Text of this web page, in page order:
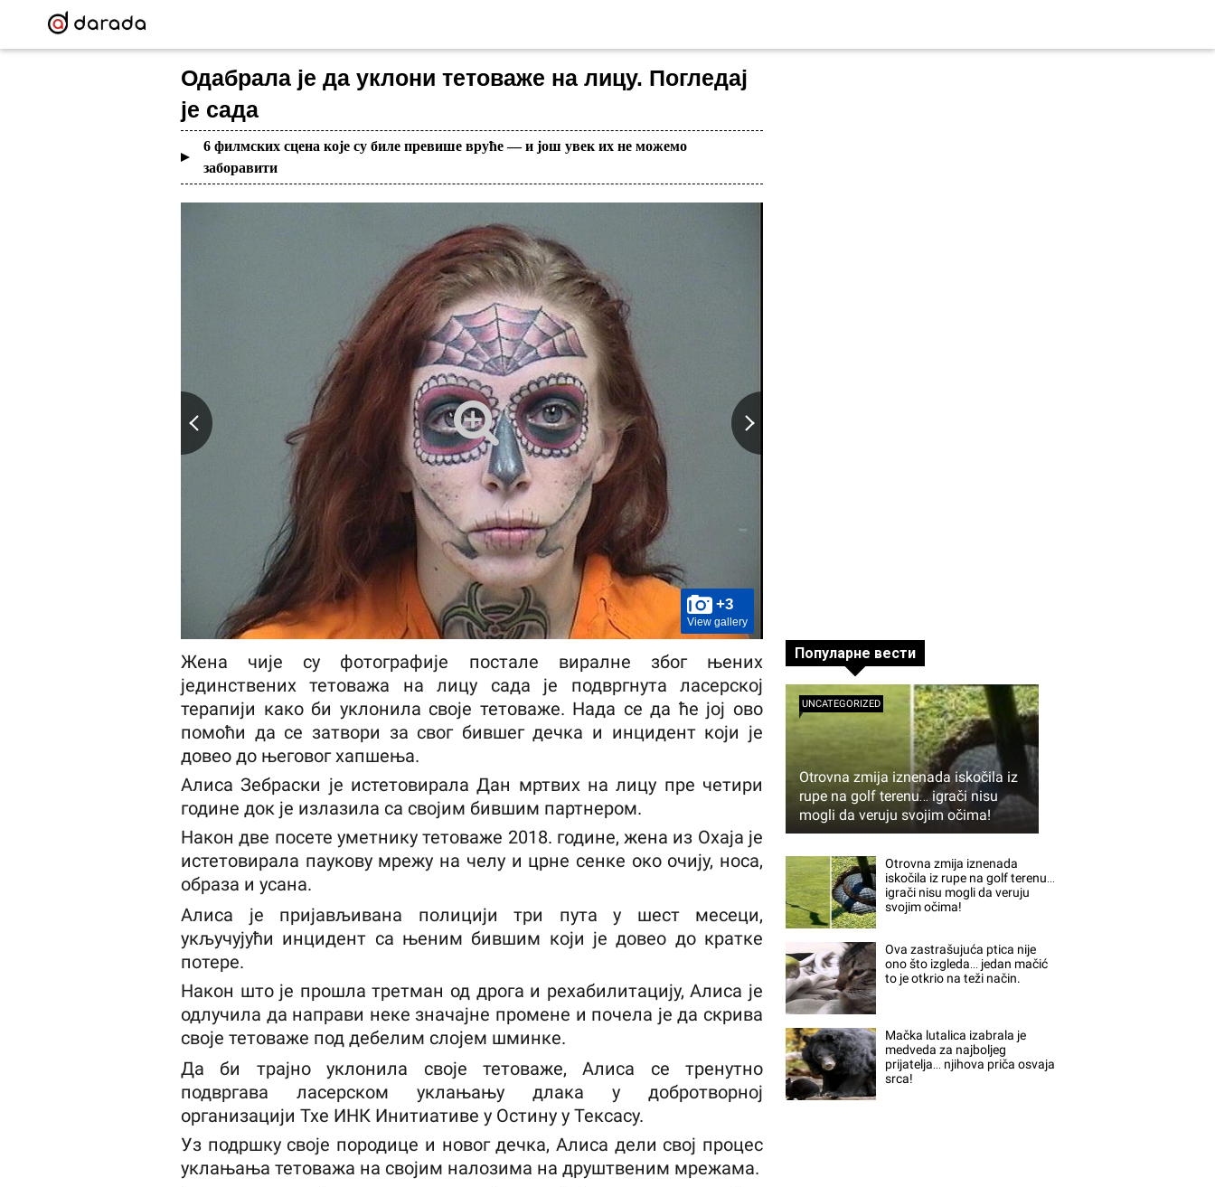
Одабрала је да уклони тетоваже на лицу. Погледај
је сада
6 филмских сцена које су биле превише вруће — и још увек их не можемо
заборавити
+3
View gallery
Жена чије су фотографије постале виралне због њених
јединствених тетоважа на лицу сада је подвргнута ласерској
терапији како би уклонила своје тетоваже. Нада се да ће јој ово
помоћи да се затвори за свог бившег дечка и инцидент који је
довео до његовог хапшења.
Алиса Зебраски је истетовирала Дан мртвих на лицу пре четири
године док је излазила са својим бившим партнером.
Након две посете уметнику тетоваже 2018. године, жена из Охаја је
истетовирала паукову мрежу на челу и црне сенке око очију, носа,
образа и усана.
Алиса је пријављивана полицији три пута у шест месеци,
укључујући инцидент са њеним бившим који је довео до кратке
потере.
Након што је прошла третман од дрога и рехабилитацију, Алиса је
одлучила да направи неке значајне промене и почела је да скрива
своје тетоваже под дебелим слојем шминке.
Да би трајно уклонила своје тетоваже, Алиса се тренутно
подвргава ласерском уклањању длака у добротворној
организацији Тхе ИНК Инитиативе у Остину у Тексасу.
Уз подршку своје породице и новог дечка, Алиса дели свој процес
уклањања тетоважа на својим налозима на друштвеним мрежама.
Популарне вести
Otrovna zmija iznenada iskočila iz
rupe na golf terenu… igrači nisu
mogli da veruju svojim očima!
UNCATEGORIZED
Otrovna zmija iznenada
iskočila iz rupe na golf terenu…
igrači nisu mogli da veruju
svojim očima!
Ova zastrašujuća ptica nije
ono što izgleda… jedan mačić
to je otkrio na teži način.
Mačka lutalica izabrala je
medveda za najboljeg
prijatelja… njihova priča osvaja
srca!